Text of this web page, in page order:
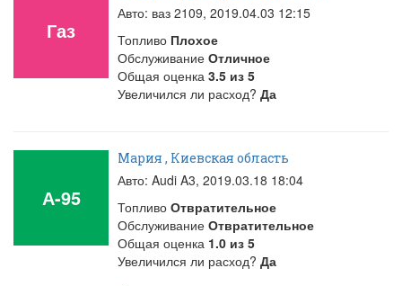
Газ
Авто: ваз 2109, 2019.04.03 12:15
Топливо Плохое
Обслуживание Отличное
Общая оценка 3.5 из 5
Увеличился ли расход? Да
А-95
Мария , Киевская область
Авто: Audi A3, 2019.03.18 18:04
Топливо Отвратительное
Обслуживание Отвратительное
Общая оценка 1.0 из 5
Увеличился ли расход? Да